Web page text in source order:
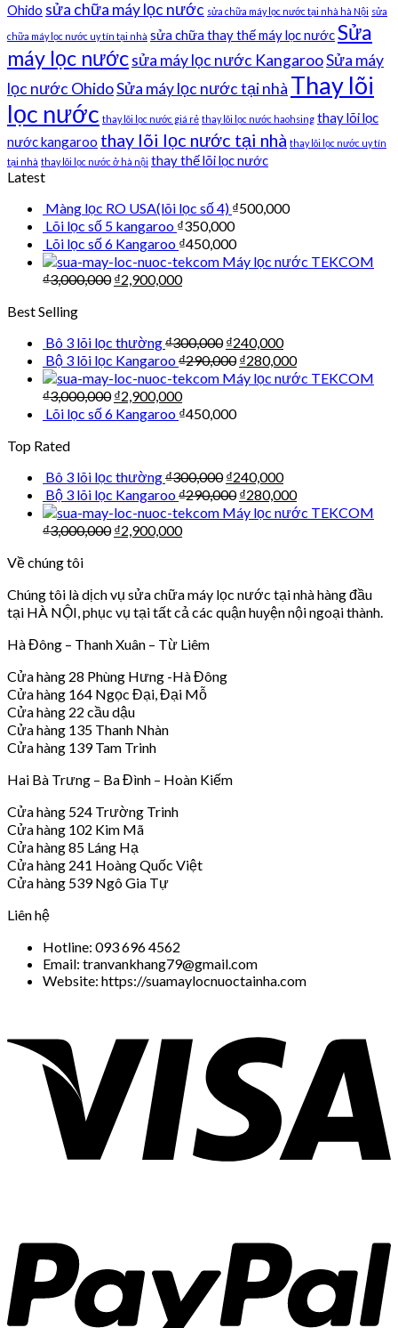
Ohido sửa chữa máy lọc nước sửa chữa máy lọc nước tại nhà hà Nội sửa
chữa máy lọc nước uy tín tại nhà sửa chữa thay thế máy lọc nướcSửa
máy lọc nướcsửa máy lọc nước KangarooSửa máy
lọc nước OhidoSửa máy lọc nước tại nhà Thay lõi
lọc nước thay lõi lọc nước giá rẻ thay lõi lọc nước haohsing thay lõi lọc
nước kangaroo thay lõi lọc nước tại nhà thay lõi lọc nước uy tín
tại nhà thay lõi lọc nước ở hà nội thay thế lõi lọc nước
Latest
Màng lọc RO USA(lõi lọc số 4) ₫500,000
Lõi lọc số 5 kangaroo ₫350,000
Lõi lọc số 6 Kangaroo ₫450,000
Máy lọc nước TEKCOM
₫3,000,000 ₫2,900,000
Best Selling
Bô 3 lõi lọc thường₫300,000 ₫240,000
Bộ 3 lõi lọc Kangaroo₫290,000 ₫280,000
Máy lọc nước TEKCOM
₫3,000,000 ₫2,900,000
Lõi lọc số 6 Kangaroo ₫450,000
Top Rated
Bô 3 lõi lọc thường₫300,000 ₫240,000
Bộ 3 lõi lọc Kangaroo₫290,000 ₫280,000
Máy lọc nước TEKCOM
₫3,000,000 ₫2,900,000
Về chúng tôi
Chúng tôi là dịch vụ sửa chữa máy lọc nước tại nhà hàng đầu
tại HÀ NỘI, phục vụ tại tất cả các quận huyện nội ngoại thành.
Hà Đông – Thanh Xuân – Từ Liêm
Cửa hàng 28 Phùng Hưng -Hà Đông
Cửa hàng 164 Ngọc Đại, Đại Mỗ
Cửa hàng 22 cầu dậu
Cửa hàng 135 Thanh Nhàn
Cửa hàng 139 Tam Trinh
Hai Bà Trưng – Ba Đình – Hoàn Kiếm
Cửa hàng 524 Trường Trinh
Cửa hàng 102 Kim Mã
Cửa hàng 85 Láng Hạ
Cửa hàng 241 Hoàng Quốc Việt
Cửa hàng 539 Ngô Gia Tự
Liên hệ
Hotline: 093 696 4562
Email: tranvankhang79@gmail.com
Website: https://suamaylocnuoctainha.com